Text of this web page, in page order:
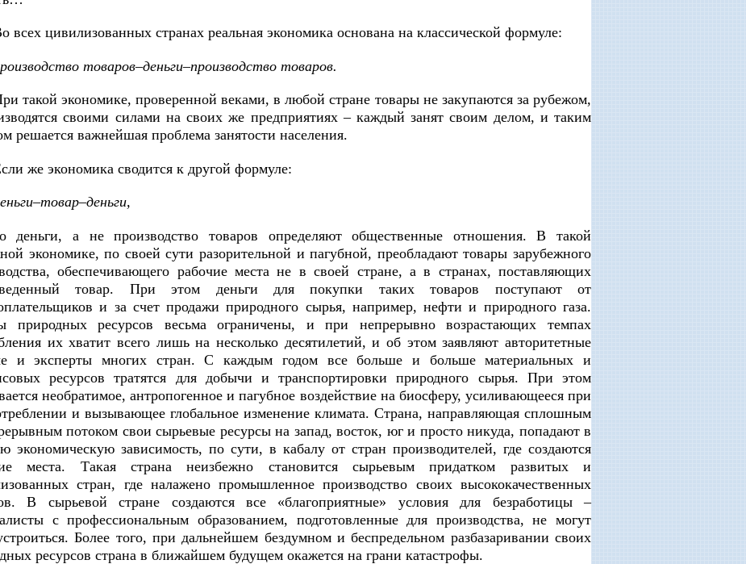
всех цивилизованных странах реальная экономика основана на классической формуле:
товаров–деньги–производство товаров.
такой экономике, проверенной веками, в любой стране товары не закупаются за рубежом,
своими силами на своих же предприятиях – каждый занят своим делом, и таким
решается важнейшая проблема занятости населения.
же экономика сводится к другой формуле:
деньги, а не производство товаров определяют общественные отношения. В такой
экономике, по своей сути разорительной и пагубной, преобладают товары зарубежного
обеспечивающего рабочие места не в своей стране, а в странах, поставляющих
товар. При этом деньги для покупки таких товаров поступают от
и за счет продажи природного сырья, например, нефти и природного газа.
природных ресурсов весьма ограничены, и при непрерывно возрастающих темпах
их хватит всего лишь на несколько десятилетий, и об этом заявляют авторитетные
и эксперты многих стран. С каждым годом все больше и больше материальных и
ресурсов тратятся для добычи и транспортировки природного сырья. При этом
необратимое, антропогенное и пагубное воздействие на биосферу, усиливающееся при
и вызывающее глобальное изменение климата. Страна, направляющая сплошным
потоком свои сырьевые ресурсы на запад, восток, юг и просто никуда, попадают в
экономическую зависимость, по сути, в кабалу от стран производителей, где создаются
места. Такая страна неизбежно становится сырьевым придатком развитых и
стран, где налажено промышленное производство своих высококачественных
В сырьевой стране создаются все «благоприятные» условия для безработицы –
с профессиональным образованием, подготовленные для производства, не могут
Более того, при дальнейшем бездумном и беспредельном разбазаривании своих
ресурсов страна в ближайшем будущем окажется на грани катастрофы.